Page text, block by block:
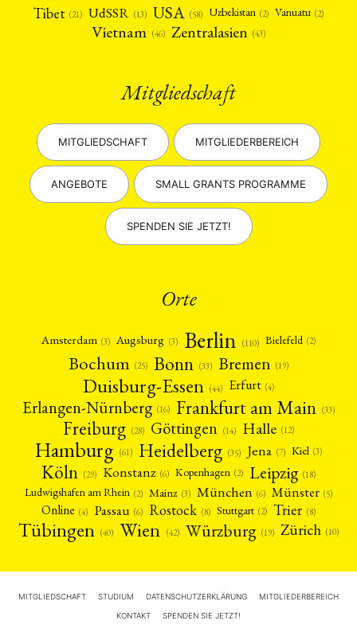
Tibet (21) UdSSR (13) USA (58) Uzbekistan (2) Vanuatu (2)
Vietnam (46) Zentralasien (43)
Mitgliedschaft
MITGLIEDSCHAFT MITGLIEDERBEREICH
ANGEBOTE SMALL GRANTS PROGRAMME
SPENDEN SIE JETZT!
Orte
Amsterdam (3) Augsburg (3) Berlin (110) Bielefeld (2)
Bochum (25) Bonn (33) Bremen (19)
Duisburg-Essen (44) Erfurt (4)
Erlangen-Nürnberg (16) Frankfurt am Main (33)
Freiburg (28) Göttingen (14) Halle (12)
Hamburg (61) Heidelberg (35) Jena (7) Kiel (3)
Köln (29) Konstanz (6) Kopenhagen (2) Leipzig (18)
Ludwigshafen am Rhein (2) Mainz (3) München (6) Münster (5)
Online (4) Passau (6) Rostock (8) Stuttgart (2) Trier (8)
Tübingen (40) Wien (42) Würzburg (19) Zürich (10)
MITGLIEDSCHAFT STUDIUM DATENSCHUTZERKLÄRUNG MITGLIEDERBEREICH
KONTAKT SPENDEN SIE JETZT!